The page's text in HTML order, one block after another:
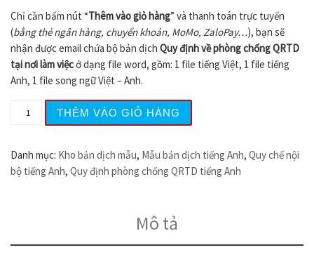
Chỉ cần bấm nút “Thêm vào giỏ hàng” và thanh toán trực tuyến
(bằng thẻ ngân hàng, chuyển khoản, MoMo, ZaloPay…), bạn sẽ
nhận được email chứa bộ bản dịch Quy định về phòng chống QRTD
tại nơi làm việcở dạng file word, gồm: 1 file tiếng Việt, 1 file tiếng
Anh, 1 file song ngữ Việt – Anh.
Mẫu quy định phòng chống QRTD song ngữ Anh Việt số
THÊM VÀO GIỎ HÀNG
Danh mục: Kho bản dịch mẫu, Mẫu bản dịch tiếng Anh, Quy chế nội
bộ tiếng Anh, Quy định phòng chống QRTD tiếng Anh
Mô tả